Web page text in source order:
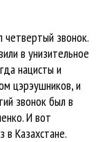
четвертый звонок.
в унизительное
нацисты и
цэрэушников, и
звонок был в
И вот
в Казахстане.